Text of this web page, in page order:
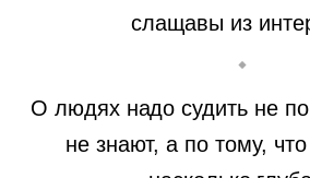
слащавы из
О людях надо судить не по
не знают, а по тому,